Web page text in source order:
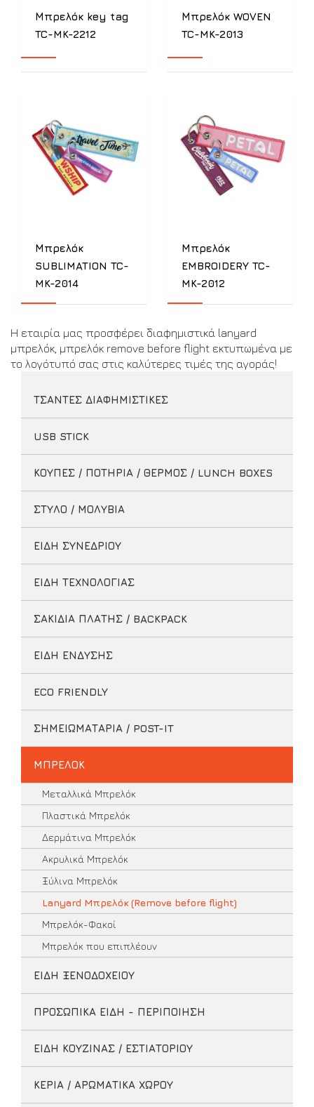
Μπρελόκ key tag
TC-MK-2212
Μπρελόκ WOVEN
TC-MK-2013
Μπρελόκ
SUBLIMATION TC-
MK-2014
Μπρελόκ
EMBROIDERY TC-
MK-2012
Η εταιρία μας προσφέρει διαφημιστικά lanyard
μπρελόκ, μπρελόκ remove before flight εκτυπωμένα με
το λογότυπό σας στις καλύτερες τιμές της αγοράς!
ΤΣΑΝΤΕΣ ΔΙΑΦΗΜΙΣΤΙΚΕΣ
USB STICK
ΚΟΥΠΕΣ / ΠΟΤΗΡΙΑ / ΘΕΡΜΟΣ / LUNCH BOXES
ΣΤΥΛΟ / ΜΟΛΥΒΙΑ
ΕΙΔΗ ΣΥΝΕΔΡΙΟΥ
ΕΙΔΗ ΤΕΧΝΟΛΟΓΙΑΣ
ΣΑΚΙΔΙΑ ΠΛΑΤΗΣ / BACKPACK
ΕΙΔΗ ΕΝΔΥΣΗΣ
ECO FRIENDLY
ΣΗΜΕΙΩΜΑΤΑΡΙΑ / POST-IT
ΜΠΡΕΛΟΚ
Μεταλλικά Μπρελόκ
Πλαστικά Μπρελόκ
Δερμάτινα Μπρελόκ
Ακρυλικά Μπρελόκ
Ξύλινα Μπρελόκ
Lanyard Μπρελόκ (Remove before flight)
Μπρελόκ-Φακοί
Μπρελόκ που επιπλέουν
ΕΙΔΗ ΞΕΝΟΔΟΧΕΙΟΥ
ΠΡΟΣΩΠΙΚΑ ΕΙΔΗ - ΠΕΡΙΠΟΙΗΣΗ
ΕΙΔΗ ΚΟΥΖΙΝΑΣ / ΕΣΤΙΑΤΟΡΙΟΥ
ΚΕΡΙΑ / ΑΡΩΜΑΤΙΚΑ ΧΩΡΟΥ